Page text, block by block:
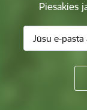
Piesakies